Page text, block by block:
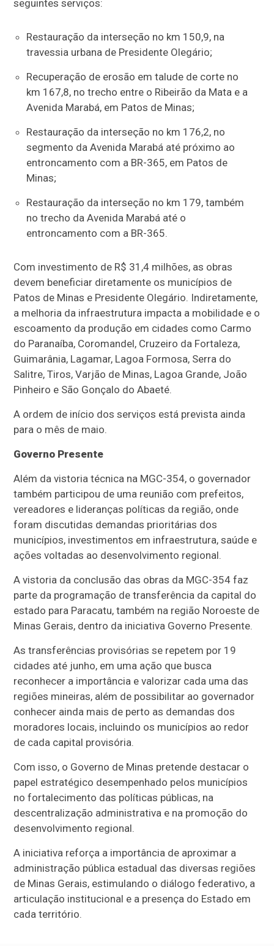
seguintes serviços:
Restauração da interseção no km 150,9, na
travessia urbana de Presidente Olegário;
Recuperação de erosão em talude de corte no
km 167,8, no trecho entre o Ribeirão da Mata e a
Avenida Marabá, em Patos de Minas;
Restauração da interseção no km 176,2, no
segmento da Avenida Marabá até próximo ao
entroncamento com a BR-365, em Patos de
Minas;
Restauração da interseção no km 179, também
no trecho da Avenida Marabá até o
entroncamento com a BR-365.
Com investimento de R$ 31,4 milhões, as obras
devem beneficiar diretamente os municípios de
Patos de Minas e Presidente Olegário. Indiretamente,
a melhoria da infraestrutura impacta a mobilidade e o
escoamento da produção em cidades como Carmo
do Paranaíba, Coromandel, Cruzeiro da Fortaleza,
Guimarânia, Lagamar, Lagoa Formosa, Serra do
Salitre, Tiros, Varjão de Minas, Lagoa Grande, João
Pinheiro e São Gonçalo do Abaeté.
A ordem de início dos serviços está prevista ainda
para o mês de maio.
Governo Presente
Além da vistoria técnica na MGC-354, o governador
também participou de uma reunião com prefeitos,
vereadores e lideranças políticas da região, onde
foram discutidas demandas prioritárias dos
municípios, investimentos em infraestrutura, saúde e
ações voltadas ao desenvolvimento regional.
A vistoria da conclusão das obras da MGC-354 faz
parte da programação de transferência da capital do
estado para Paracatu, também na região Noroeste de
Minas Gerais, dentro da iniciativa Governo Presente.
As transferências provisórias se repetem por 19
cidades até junho, em uma ação que busca
reconhecer a importância e valorizar cada uma das
regiões mineiras, além de possibilitar ao governador
conhecer ainda mais de perto as demandas dos
moradores locais, incluindo os municípios ao redor
de cada capital provisória.
Com isso, o Governo de Minas pretende destacar o
papel estratégico desempenhado pelos municípios
no fortalecimento das políticas públicas, na
descentralização administrativa e na promoção do
desenvolvimento regional.
A iniciativa reforça a importância de aproximar a
administração pública estadual das diversas regiões
de Minas Gerais, estimulando o diálogo federativo, a
articulação institucional e a presença do Estado em
cada território.